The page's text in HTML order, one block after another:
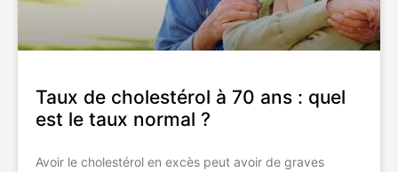
Taux de cholestérol à 70 ans : quel
est le taux normal ?
Avoir le cholestérol en excès peut avoir de graves